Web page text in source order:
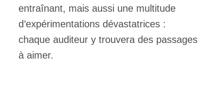
entraînant, mais aussi une multitude
d’expérimentations dévastatrices :
chaque auditeur y trouvera des passages
à aimer.